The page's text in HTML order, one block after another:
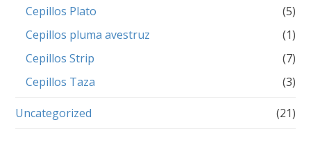
Cepillos Plato
(5)
Cepillos pluma avestruz
(1)
Cepillos Strip
(7)
Cepillos Taza
(3)
Uncategorized (21)